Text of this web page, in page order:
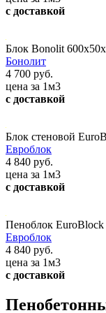
с доставкой
Блок Bonolit
Бонолит
4 700 руб.
цена за 1м3
с доставкой
Блок стеновой
Евроблок
4 840 руб.
цена за 1м3
с доставкой
Пеноблок
Евроблок
4 840 руб.
цена за 1м3
с доставкой